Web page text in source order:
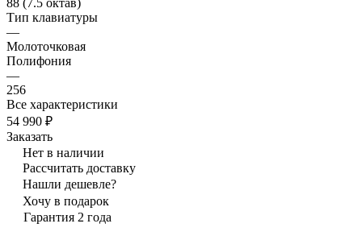
Тип клавиатуры
—
Молоточковая
Полифония
—
256
Все характеристики
54 990 ₽
Заказать
Нет в наличии
Рассчитать доставку
Нашли дешевле?
Хочу в подарок
Гарантия 2 года